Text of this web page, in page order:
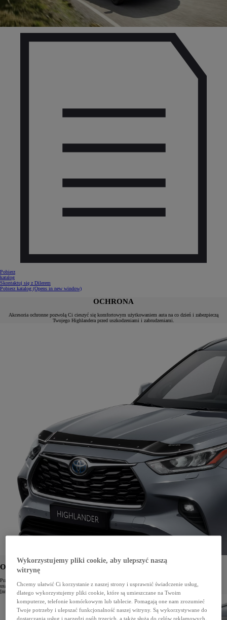
Pobierz
katalog
Skontaktuj się z Dilerem
Pobierz katalog (Opens in new window)
OCHRONA
Akcesoria ochronne pozwolą Ci cieszyć się komfortowym użytkowaniem auta na co dzień i zabezpieczą
Twojego Highlandera przed uszkodzeniami i zabrudzeniami.
OWIEWKA MASKI
Praktyczny dodatek, który zapewnia lepszy przepływ powietrza oraz chroni maskę przed drobnymi
uszkodzeniami.
[nr kat. PK175-48L0E]
Wykorzystujemy pliki cookie, aby ulepszyć naszą
witrynę
Chcemy ułatwić Ci korzystanie z naszej strony i usprawnić świadczenie usług,
dlatego wykorzystujemy pliki cookie, które są umieszczane na Twoim
komputerze, telefonie komórkowym lub tablecie. Pomagają one nam zrozumieć
Twoje potrzeby i ulepszać funkcjonalność naszej witryny. Są wykorzystywane do
dostarczania usług i narzędzi osób trzecich, a także służą do celów reklamowych.